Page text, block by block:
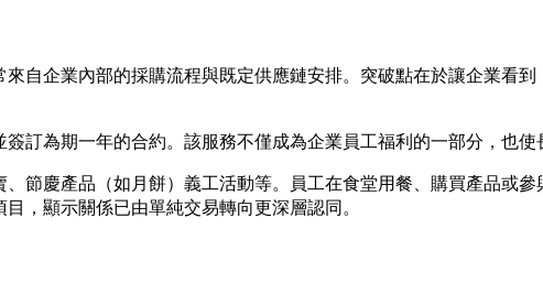
自企業內部的採購流程與既定供應鏈安排。突破點在於讓企業看
訂為期一年的合約。該服務不僅成為企業員工福利的一部分，也使
節慶產品（如月餅）義工活動等。員工在食堂用餐、購買產品或
，顯示關係已由單純交易轉向更深層認同。